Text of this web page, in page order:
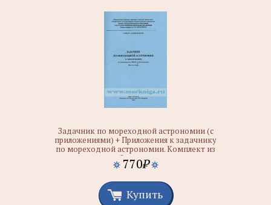
Задачник по мореходной астрономии (с
приложениями) + Приложения к задачнику
по мореходной астрономии. Комплект из
2-х книг
770₽
Купить